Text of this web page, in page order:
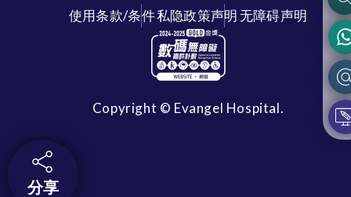
使用条款/条件私隐政策声明无障碍声明
Copyright © Evangel Hospital.
分享